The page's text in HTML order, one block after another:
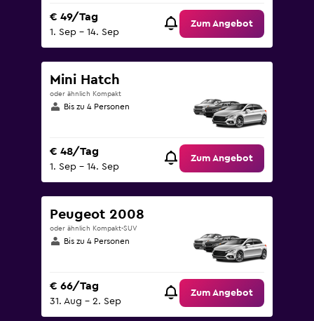
€ 49/Tag
1. Sep – 14. Sep
Zum Angebot
Mini Hatch
oder ähnlich Kompakt
Bis zu 4 Personen
€ 48/Tag
1. Sep – 14. Sep
Zum Angebot
Peugeot 2008
oder ähnlich Kompakt-SUV
Bis zu 4 Personen
€ 66/Tag
31. Aug – 2. Sep
Zum Angebot